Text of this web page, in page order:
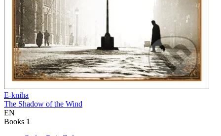
E-kniha
The Shadow of the Wind
EN
Books 1